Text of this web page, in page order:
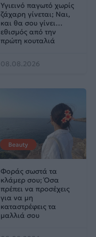
Υγιεινό παγωτό χωρίς
ζάχαρη γίνεται; Ναι,
και θα σου γίνει…
εθισμός από την
πρώτη κουταλιά
08.08.2026
Beauty
Φοράς σωστά τα
κλάμερ σου; Όσα
πρέπει να προσέχεις
για να μη
καταστρέφεις τα
μαλλιά σου